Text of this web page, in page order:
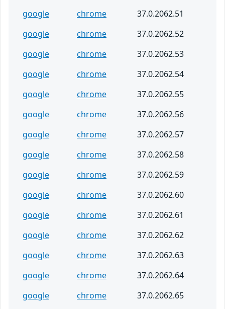
google
chrome
37.0.2062.51
google
chrome
37.0.2062.52
google
chrome
37.0.2062.53
google
chrome
37.0.2062.54
google
chrome
37.0.2062.55
google
chrome
37.0.2062.56
google
chrome
37.0.2062.57
google
chrome
37.0.2062.58
google
chrome
37.0.2062.59
google
chrome
37.0.2062.60
google
chrome
37.0.2062.61
google
chrome
37.0.2062.62
google
chrome
37.0.2062.63
google
chrome
37.0.2062.64
google
chrome
37.0.2062.65